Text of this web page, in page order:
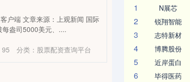
户端 文章来源：上观新闻 国际
盎司5000美元、....
95 分类： 股票配资查询平台
1
N展芯
2 锐翔智能
3 志特新材
4 博腾股份
5 近岸蛋白
6 毕得医药